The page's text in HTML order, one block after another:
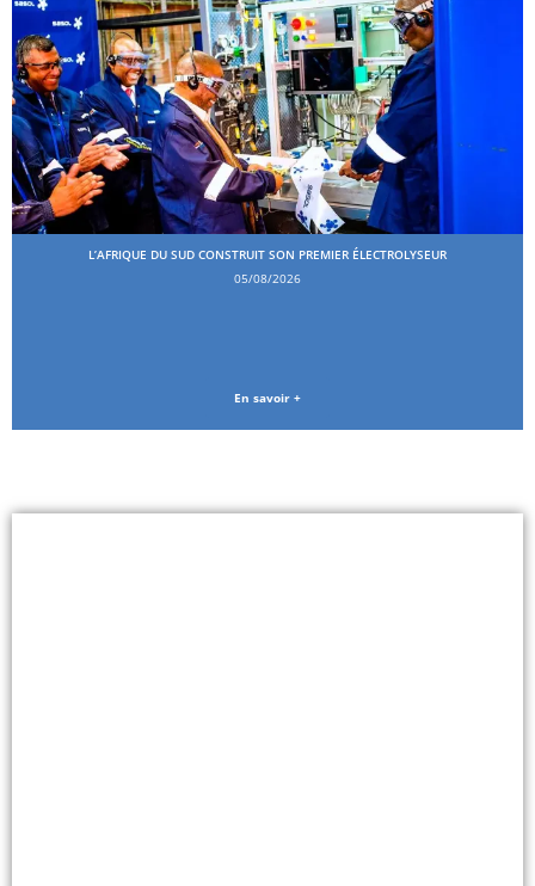
L’AFRIQUE DU SUD CONSTRUIT SON PREMIER ÉLECTROLYSEUR
05/08/2026
En savoir +